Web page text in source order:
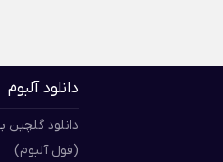
دانلود آلبوم
(فول آلبوم)